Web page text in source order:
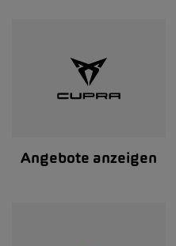
Angebote anzeigen